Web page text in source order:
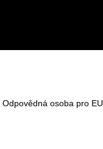
osoba pro EU